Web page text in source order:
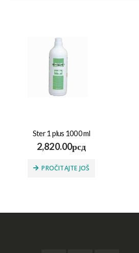
Ster 1 plus 1000 ml
2,820.00рсд
PROČITAJTE JOŠ